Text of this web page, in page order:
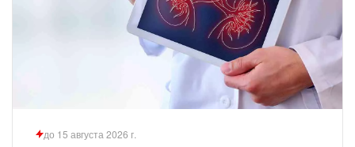
до 15 августа 2026 г.